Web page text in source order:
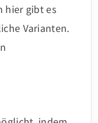
hier gibt es
Varianten.